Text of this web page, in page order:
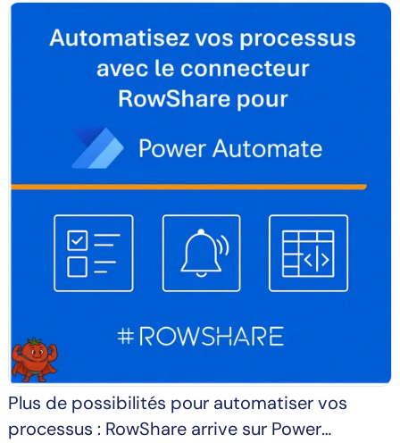
Plus de possibilités pour automatiser vos
processus : RowShare arrive sur Power